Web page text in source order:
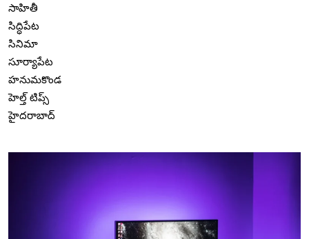
సాహితీ
సిద్ధిపేట
సినిమా
సూర్యాపేట
హనుమకొండ
హెల్త్ టిప్స్
హైదరాబాద్